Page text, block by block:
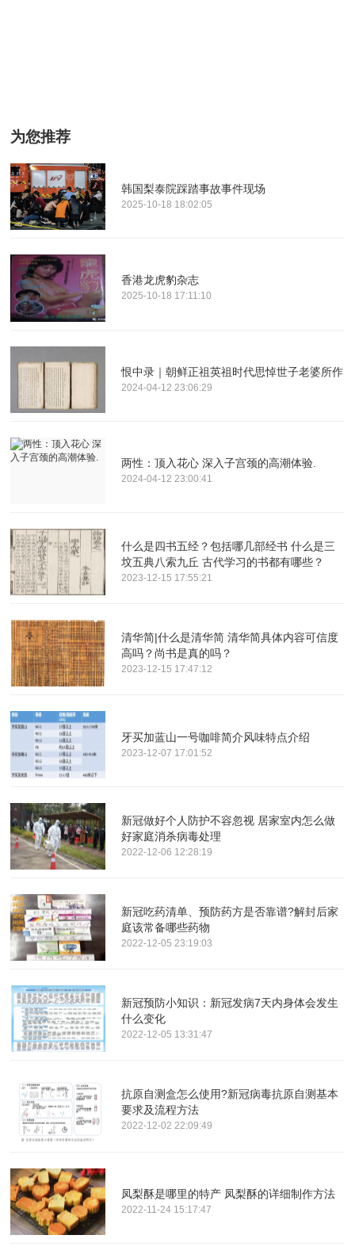
为您推荐
韩国梨泰院踩踏事故事件现场
2025-10-18 18:02:05
香港龙虎豹杂志
2025-10-18 17:11:10
恨中录｜朝鲜正祖英祖时代思悼世子老婆所作
2024-04-12 23:06:29
两性：顶入花心 深入子宫颈的高潮体验.
2024-04-12 23:00:41
什么是四书五经？包括哪几部经书 什么是三
坟五典八索九丘 古代学习的书都有哪些？
2023-12-15 17:55:21
清华简|什么是清华简 清华简具体内容可信度
高吗？尚书是真的吗？
2023-12-15 17:47:12
牙买加蓝山一号咖啡简介风味特点介绍
2023-12-07 17:01:52
新冠做好个人防护不容忽视 居家室内怎么做
好家庭消杀病毒处理
2022-12-06 12:28:19
新冠吃药清单、预防药方是否靠谱?解封后家
庭该常备哪些药物
2022-12-05 23:19:03
新冠预防小知识：新冠发病7天内身体会发生
什么变化
2022-12-05 13:31:47
抗原自测盒怎么使用?新冠病毒抗原自测基本
要求及流程方法
2022-12-02 22:09:49
凤梨酥是哪里的特产 凤梨酥的详细制作方法
2022-11-24 15:17:47